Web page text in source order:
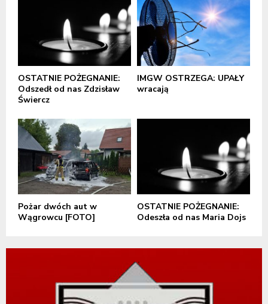
OSTATNIE POŻEGNANIE:
Odszedł od nas Zdzisław
Świercz
IMGW OSTRZEGA: UPAŁY
wracają
Pożar dwóch aut w
Wągrowcu [FOTO]
OSTATNIE POŻEGNANIE:
Odeszła od nas Maria Dojs